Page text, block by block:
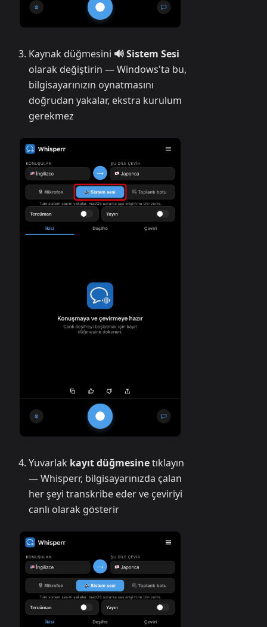
Kaynak düğmesini 🔊 Sistem Sesi
olarak değiştirin — Windows'ta bu,
bilgisayarınızın oynatmasını
doğrudan yakalar, ekstra kurulum
gerekmez
Yuvarlak kayıt düğmesinetıklayın
— Whisperr, bilgisayarınızda çalan
her şeyi transkribe eder ve çeviriyi
canlı olarak gösterir